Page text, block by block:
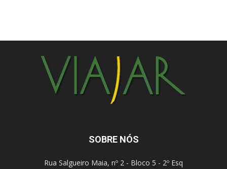
SOBRE NÓS
Rua Salgueiro Maia, nº 2 - Bloco 5 - 2º Esq